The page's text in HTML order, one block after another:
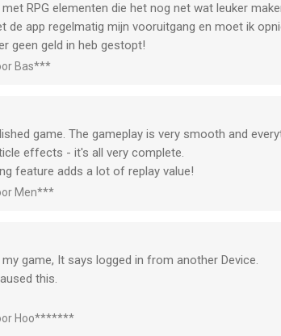
RPG elementen die het nog net wat leuker
de app regelmatig mijn vooruitgang en moet ik
geen geld in heb gestopt!
Bas***
game. The gameplay is very smooth and
effects - it's all very complete.
feature adds a lot of replay value!
Men***
game, It says logged in from another Device.
this.
Hoo*******